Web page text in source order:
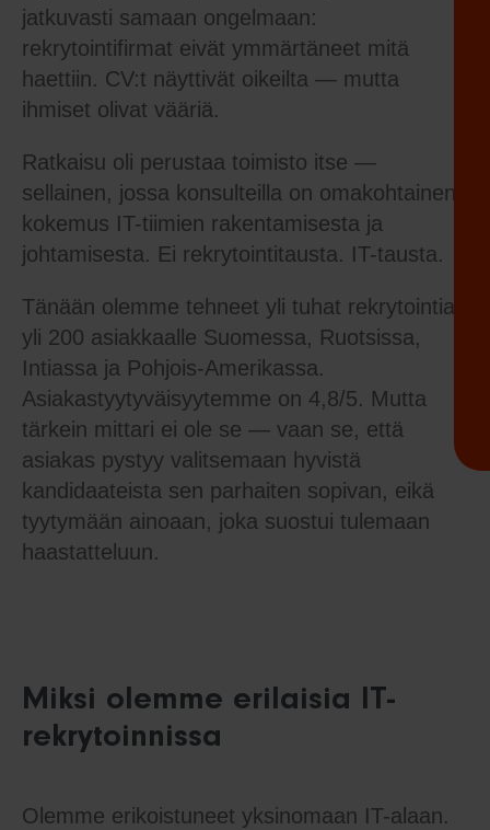
jatkuvasti samaan ongelmaan:
rekrytointifirmat eivät ymmärtäneet mitä
haettiin. CV:t näyttivät oikeilta — mutta
ihmiset olivat vääriä.
Ratkaisu oli perustaa toimisto itse —
sellainen, jossa konsulteilla on omakohtainen
kokemus IT-tiimien rakentamisesta ja
johtamisesta. Ei rekrytointitausta. IT-tausta.
Tänään olemme tehneet yli tuhat rekrytointia
yli 200 asiakkaalle Suomessa, Ruotsissa,
Intiassa ja Pohjois-Amerikassa.
Asiakastyytyväisyytemme on 4,8/5. Mutta
tärkein mittari ei ole se — vaan se, että
asiakas pystyy valitsemaan hyvistä
kandidaateista sen parhaiten sopivan, eikä
tyytymään ainoaan, joka suostui tulemaan
haastatteluun.
Miksi olemme erilaisia IT-
rekrytoinnissa
Olemme erikoistuneet yksinomaan IT-alaan.